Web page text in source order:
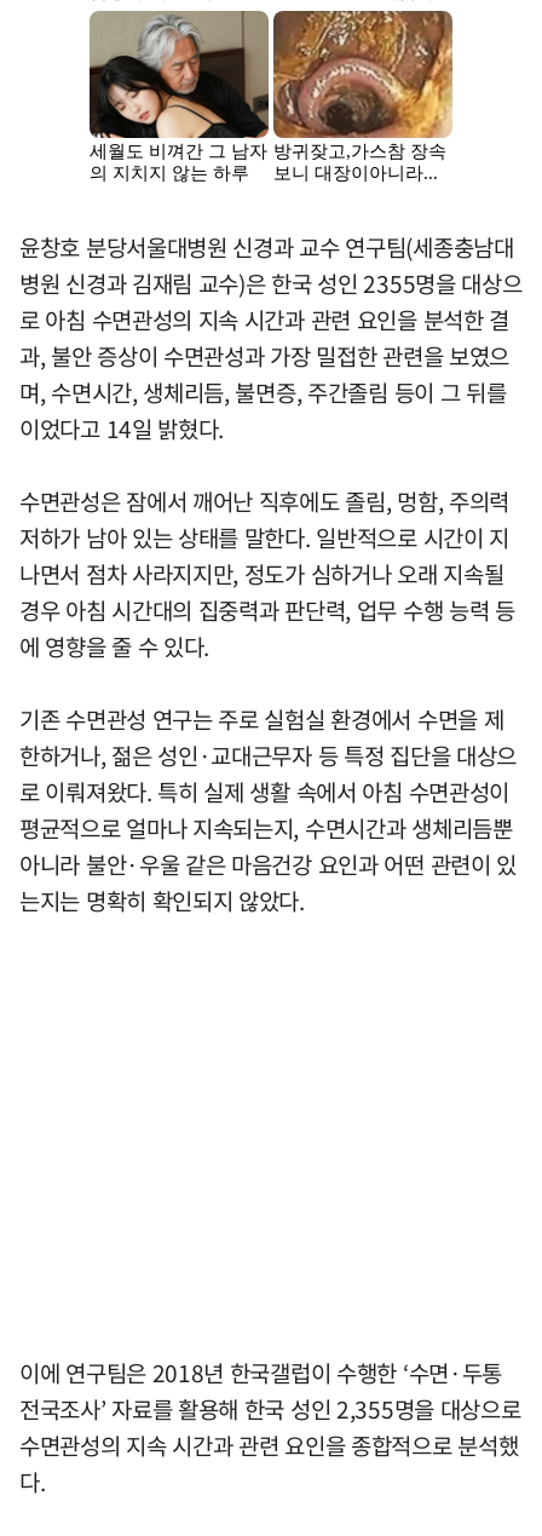
윤창호 분당서울대병원 신경과 교수 연구팀(세종충남대
병원 신경과 김재림 교수)은 한국 성인 2355명을 대상으
로 아침 수면관성의 지속 시간과 관련 요인을 분석한 결
과, 불안 증상이 수면관성과 가장 밀접한 관련을 보였으
며, 수면시간, 생체리듬, 불면증, 주간졸림 등이 그 뒤를
이었다고 14일 밝혔다.
수면관성은 잠에서 깨어난 직후에도 졸림, 멍함, 주의력
저하가 남아 있는 상태를 말한다. 일반적으로 시간이 지
나면서 점차 사라지지만, 정도가 심하거나 오래 지속될
경우 아침 시간대의 집중력과 판단력, 업무 수행 능력 등
에 영향을 줄 수 있다.
기존 수면관성 연구는 주로 실험실 환경에서 수면을 제
한하거나, 젊은 성인·교대근무자 등 특정 집단을 대상으
로 이뤄져왔다. 특히 실제 생활 속에서 아침 수면관성이
평균적으로 얼마나 지속되는지, 수면시간과 생체리듬뿐
아니라 불안·우울 같은 마음건강 요인과 어떤 관련이 있
는지는 명확히 확인되지 않았다.
이에 연구팀은 2018년 한국갤럽이 수행한 ‘수면·두통
전국조사’ 자료를 활용해 한국 성인 2,355명을 대상으로
수면관성의 지속 시간과 관련 요인을 종합적으로 분석했
다.